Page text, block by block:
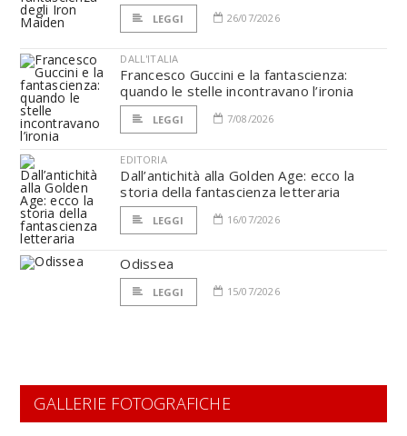
LEGGI 26/07/2026
DALL'ITALIA
Francesco Guccini e la fantascienza:
quando le stelle incontravano l’ironia
LEGGI 7/08/2026
EDITORIA
Dall’antichità alla Golden Age: ecco la
storia della fantascienza letteraria
LEGGI 16/07/2026
Odissea
LEGGI 15/07/2026
GALLERIE FOTOGRAFICHE